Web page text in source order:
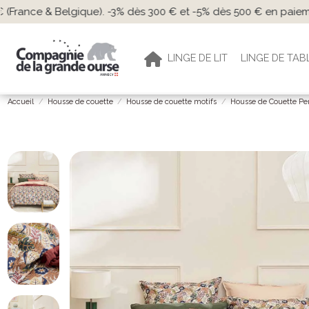
Livraison gratuite
LINGE DE LIT LINGE DE
Accueil Housse de couette Housse de couette motifs Housse de Couette